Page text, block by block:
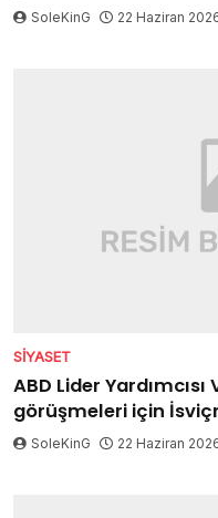
SoleKinG 22 Haziran
SIYASET
ABD Lider
görüşmeleri için
SoleKinG 22 Haziran